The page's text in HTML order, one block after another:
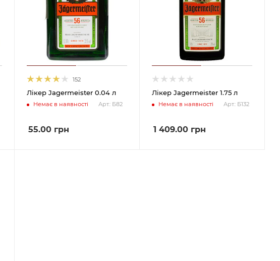
152
Лікер Jagermeister 0.04 л
Немає в наявності Арт.: Б82
55.00грн
Лікер Jagermeister 1.75 л
Немає в наявності Арт.: Б132
1 409.00грн